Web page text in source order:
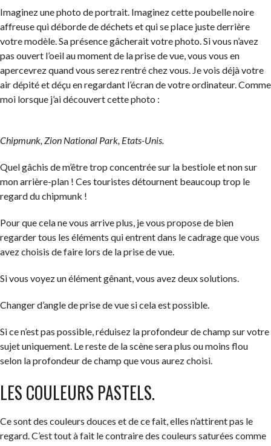
Imaginez une photo de portrait. Imaginez cette poubelle noire
affreuse qui déborde de déchets et qui se place juste derrière
votre modèle. Sa présence gâcherait votre photo. Si vous n’avez
pas ouvert l’oeil au moment de la prise de vue, vous vous en
apercevrez quand vous serez rentré chez vous. Je vois déjà votre
air dépité et déçu en regardant l’écran de votre ordinateur. Comme
moi lorsque j’ai découvert cette photo :
Chipmunk, Zion National Park, Etats-Unis.
Quel gâchis de m’être trop concentrée sur la bestiole et non sur
mon arrière-plan ! Ces touristes détournent beaucoup trop le
regard du chipmunk !
Pour que cela ne vous arrive plus, je vous propose de bien
regarder tous les éléments qui entrent dans le cadrage que vous
avez choisis de faire lors de la prise de vue.
Si vous voyez un élément gênant, vous avez deux solutions.
Changer d’angle de prise de vue si cela est possible.
Si ce n’est pas possible, réduisez la profondeur de champ sur votre
sujet uniquement. Le reste de la scène sera plus ou moins flou
selon la profondeur de champ que vous aurez choisi.
LES COULEURS PASTELS.
Ce sont des couleurs douces et de ce fait, elles n’attirent pas le
regard. C’est tout à fait le contraire des couleurs saturées comme